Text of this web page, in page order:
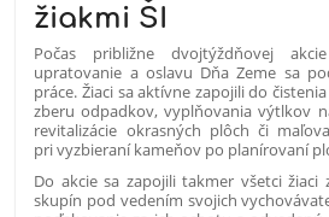
žiakmi ŠI
Počas približne dvojtýždňovej
upratovanie a oslavu Dňa Zeme sa
práce. Žiaci sa aktívne zapojili do
zberu odpadkov, vyplňovania výtlkov
revitalizácie okrasných plôch či
pri vyzbieraní kameňov po planírovaní
Do akcie sa zapojili takmer všetci žiaci
skupín pod vedením svojich